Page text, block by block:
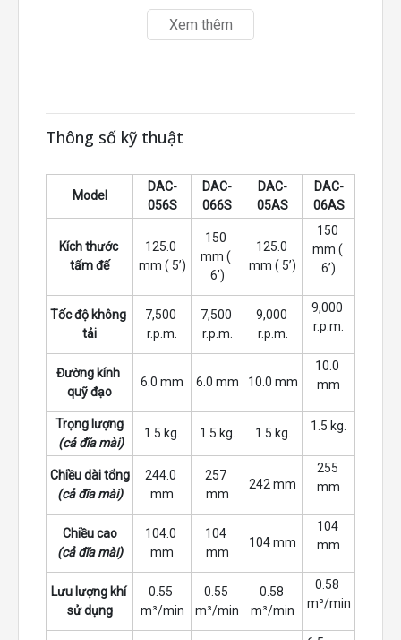
Xem thêm
Thông số kỹ thuật
Model
DAC-
056S
DAC-
066S
DAC-
05AS
DAC-
06AS
Kích thước
tấm đế
125.0
mm ( 5’)
150
mm (
6’)
125.0
mm ( 5’)
150
mm (
6’)
Tốc độ không
tải
7,500
r.p.m.
7,500
r.p.m.
9,000
r.p.m.
9,000
r.p.m.
Đường kính
quỹ đạo
6.0 mm 6.0 mm 10.0 mm
10.0
mm
Trọng lượng
(cả đĩa mài)
1.5 kg. 1.5 kg. 1.5 kg. 1.5 kg.
Chiều dài tổng
(cả đĩa mài)
244.0
mm
257
mm
242 mm
255
mm
Chiều cao
(cả đĩa mài)
104.0
mm
104
mm
104 mm
104
mm
Lưu lượng khí
sử dụng
0.55
m³/min
0.55
m³/min
0.58
m³/min
0.58
m³/min